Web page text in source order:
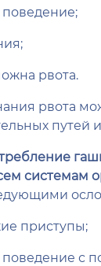
поведение;
рвота.
рвота
путей
системам
приступы;
поведение с